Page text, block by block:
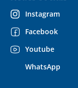
Instagram
Facebook
Youtube
WhatsApp